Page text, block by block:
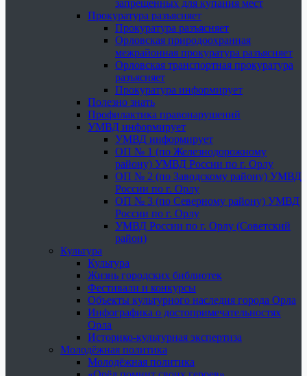
запрещенных для купания мест
Прокуратура разъясняет
Прокуратура разъясняет
Орловская природоохранная
межрайонная прокуратура разъясняет
Орловская транспортная прокуратура
разъясняет
Прокуратура информирует
Полезно знать
Профилактика правонарушений
УМВД информирует
УМВД информирует
ОП № 1 (по Железнодорожному
району) УМВД России по г. Орлу
ОП № 2 (по Заводскому району) УМВД
России по г. Орлу
ОП № 3 (по Северному району) УМВД
России по г. Орлу
УМВД России по г. Орлу (Советский
район)
Культура
Культура
Жизнь городских библиотек
Фестивали и конкурсы
Объекты культурного наследия города Орла
Инфографика о достопримечательностях
Орла
Историко-культурная экспертиза
Молодёжная политика
Молодёжная политика